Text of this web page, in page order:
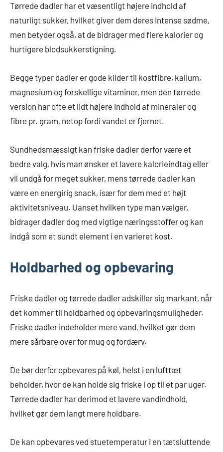
Tørrede dadler har et væsentligt højere indhold af
naturligt sukker, hvilket giver dem deres intense sødme,
men betyder også, at de bidrager med flere kalorier og
hurtigere blodsukkerstigning.
Begge typer dadler er gode kilder til kostfibre, kalium,
magnesium og forskellige vitaminer, men den tørrede
version har ofte et lidt højere indhold af mineraler og
fibre pr. gram, netop fordi vandet er fjernet.
Sundhedsmæssigt kan friske dadler derfor være et
bedre valg, hvis man ønsker et lavere kalorieindtag eller
vil undgå for meget sukker, mens tørrede dadler kan
være en energirig snack, især for dem med et højt
aktivitetsniveau. Uanset hvilken type man vælger,
bidrager dadler dog med vigtige næringsstoffer og kan
indgå som et sundt element i en varieret kost.
Holdbarhed og opbevaring
Friske dadler og tørrede dadler adskiller sig markant, når
det kommer til holdbarhed og opbevaringsmuligheder.
Friske dadler indeholder mere vand, hvilket gør dem
mere sårbare over for mug og fordærv.
De bør derfor opbevares på køl, helst i en lufttæt
beholder, hvor de kan holde sig friske i op til et par uger.
Tørrede dadler har derimod et lavere vandindhold,
hvilket gør dem langt mere holdbare.
De kan opbevares ved stuetemperatur i en tætsluttende